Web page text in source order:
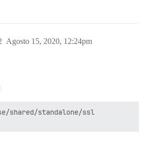
Agosto 15, 2020, 12:24pm
shared/standalone/ssl